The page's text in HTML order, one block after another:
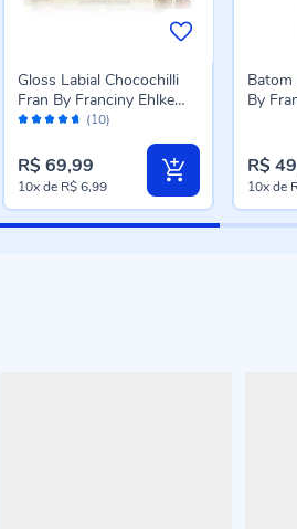
Avaliação: (10)
Gloss Labial Chocochilli
Fran By Franciny Ehlke
3,5Ml - Chocolate
R$ 69,99
10xde R$ 6,99
By
R$
10xde